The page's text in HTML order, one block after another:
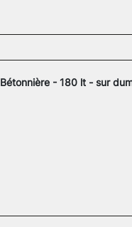
Bétonnière - 180 lt - sur